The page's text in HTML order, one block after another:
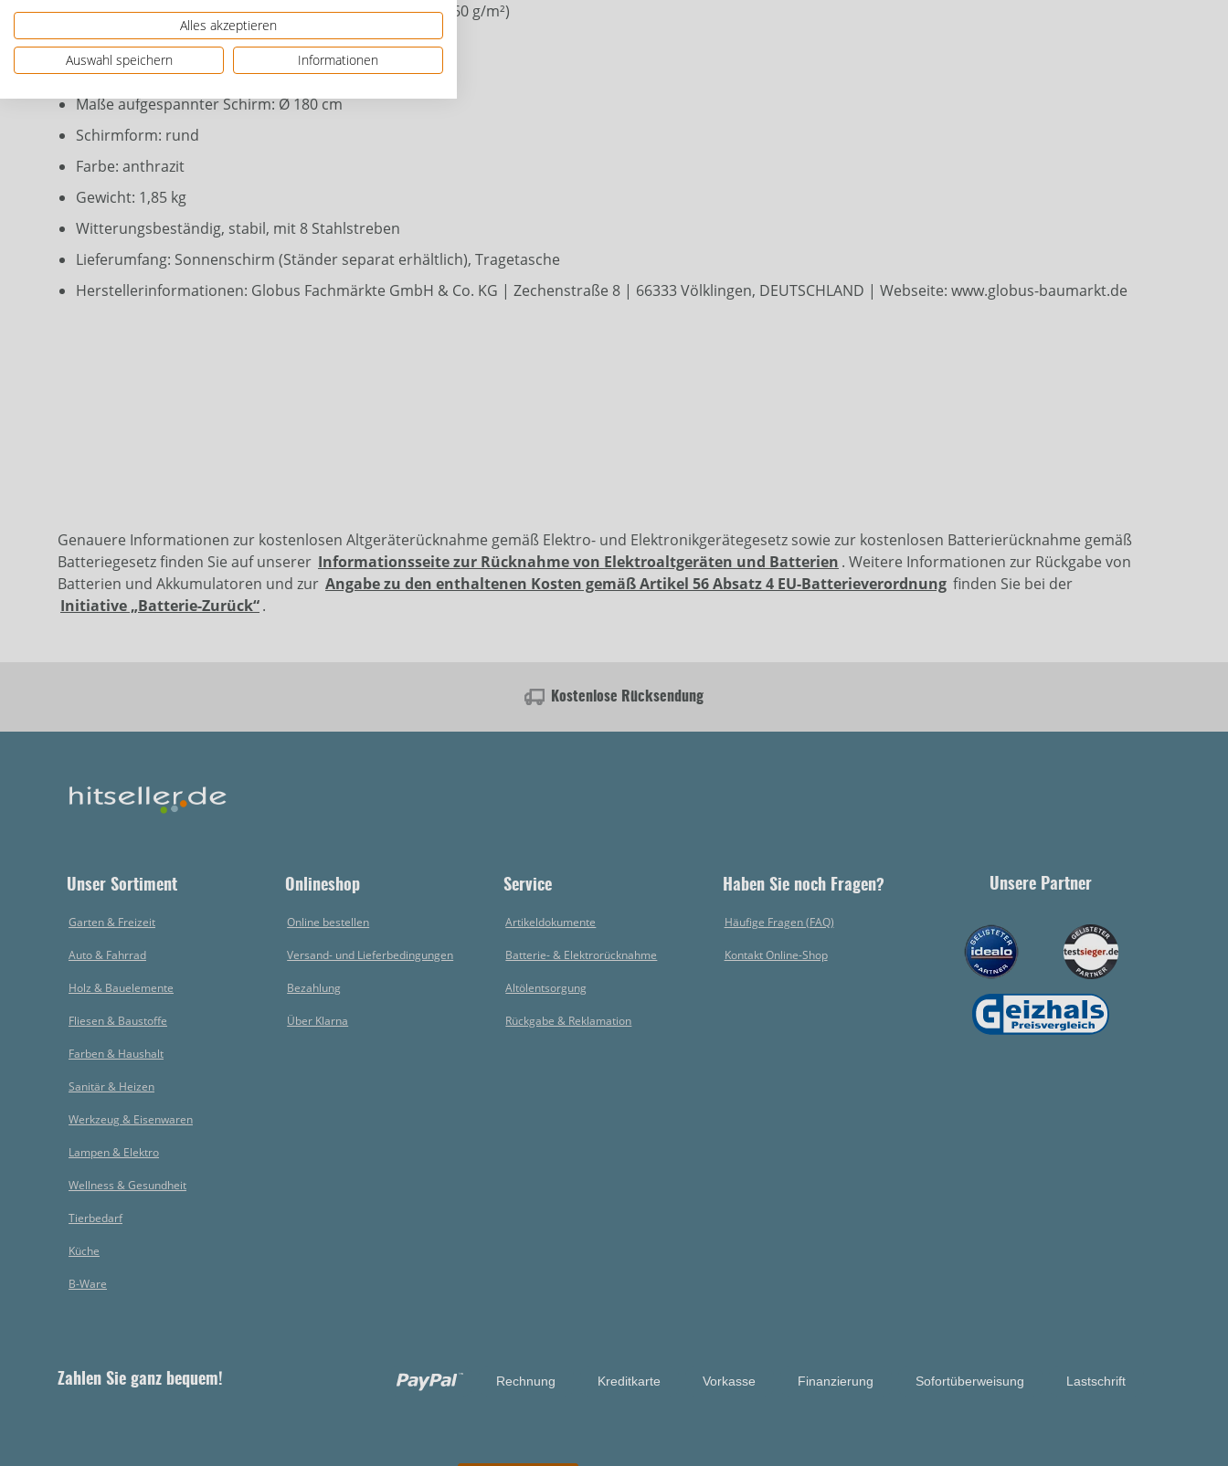
Material Sonnenschirmbespannung: 100% Polyester (160 g/m²)
Schirmmast: pulverbeschichtetes Eisen, anthrazit
Maße Schirmmast: Ø 2,2 cm (oben), 2,5 cm (unten)
Maße aufgespannter Schirm: Ø 180 cm
Schirmform: rund
Farbe: anthrazit
Gewicht: 1,85 kg
Witterungsbeständig, stabil, mit 8 Stahlstreben
Lieferumfang: Sonnenschirm (Ständer separat erhältlich), Tragetasche
Herstellerinformationen: Globus Fachmärkte GmbH & Co. KG | Zechenstraße 8 | 66333 Völklingen, DEUTSCHLAND | Webseite: www.globus-baumarkt.de
Genauere Informationen zur kostenlosen Altgeräterücknahme gemäß Elektro- und Elektronikgerätegesetz sowie zur kostenlosen Batterierücknahme gemäß
Batteriegesetz finden Sie auf unserer Informationsseite zur Rücknahme von Elektroaltgeräten und Batterien . Weitere Informationen zur Rückgabe von
Batterien und Akkumulatoren und zur Angabe zu den enthaltenen Kosten gemäß Artikel 56 Absatz 4 EU-Batterieverordnung finden Sie bei der
Initiative „Batterie-Zurück“.
Kostenlose Rücksendung
Unser Sortiment
Garten & Freizeit
Auto & Fahrrad
Holz & Bauelemente
Fliesen & Baustoffe
Farben & Haushalt
Sanitär & Heizen
Werkzeug & Eisenwaren
Lampen & Elektro
Wellness & Gesundheit
Tierbedarf
Küche
B-Ware
Onlineshop
Online bestellen
Versand- und Lieferbedingungen
Bezahlung
Über Klarna
Service
Artikeldokumente
Batterie- & Elektrorücknahme
Altölentsorgung
Rückgabe & Reklamation
Haben Sie noch Fragen?
Häufige Fragen (FAQ)
Kontakt Online-Shop
Unsere Partner
Zahlen Sie ganz bequem! Rechnung Kreditkarte Vorkasse Finanzierung Sofortüberweisung Lastschrift
Alles akzeptieren
Auswahl speichern
Informationen